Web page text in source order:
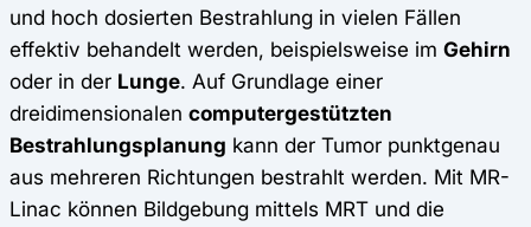
und hoch dosierten Bestrahlung in vielen Fällen
effektiv behandelt werden, beispielsweise im Gehirn
oder in der Lunge. Auf Grundlage einer
dreidimensionalen computergestützten
Bestrahlungsplanung kann der Tumor punktgenau
aus mehreren Richtungen bestrahlt werden. Mit MR-
Linac können Bildgebung mittels MRT und die